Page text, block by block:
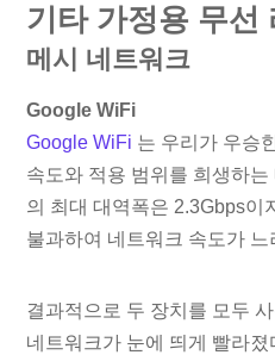
기타 가정용 무선
메시 네트워크
Google WiFi
Google WiFi 는 우리가 우승
속도와 적용 범위를 희생하
의 최대 대역폭은 2.3Gbps이
불과하여 네트워크 속도가 느
결과적으로 두 장치를 모두
네트워크가 눈에 띄게 빨라